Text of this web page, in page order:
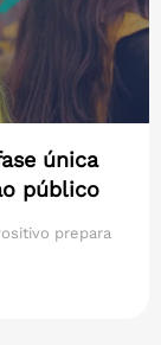
única
público
prepara